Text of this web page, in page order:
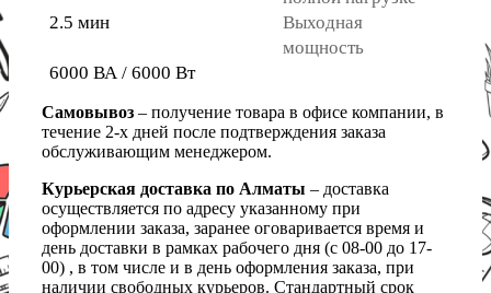
2.5 мин
Выходная
мощность
6000 ВА / 6000 Вт
Самовывоз – получение товара в офисе компании, в
течение 2-х дней после подтверждения заказа
обслуживающим менеджером.
Курьерская доставка по Алматы – доставка
осуществляется по адресу указанному при
оформлении заказа, заранее оговаривается время и
день доставки в рамках рабочего дня (с 08-00 до 17-
00) , в том числе и в день оформления заказа, при
наличии свободных курьеров. Стандартный срок